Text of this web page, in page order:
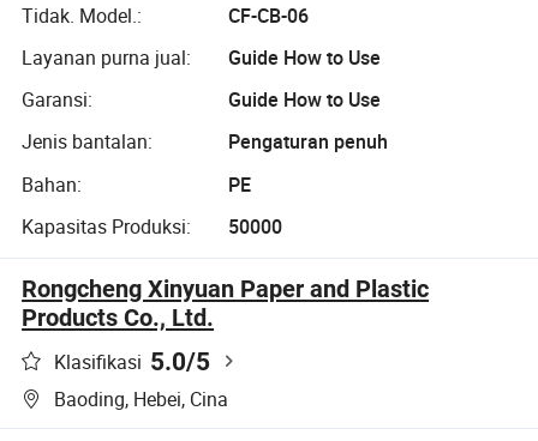
Tidak. Model.:
CF-CB-06
Layanan purna jual:
Guide How to Use
Garansi:
Guide How to Use
Jenis bantalan:
Pengaturan penuh
Bahan:
PE
Kapasitas Produksi:
50000
Rongcheng Xinyuan Paper and Plastic
Products Co., Ltd.
Klasifikasi 5.0/5
Baoding, Hebei, Cina